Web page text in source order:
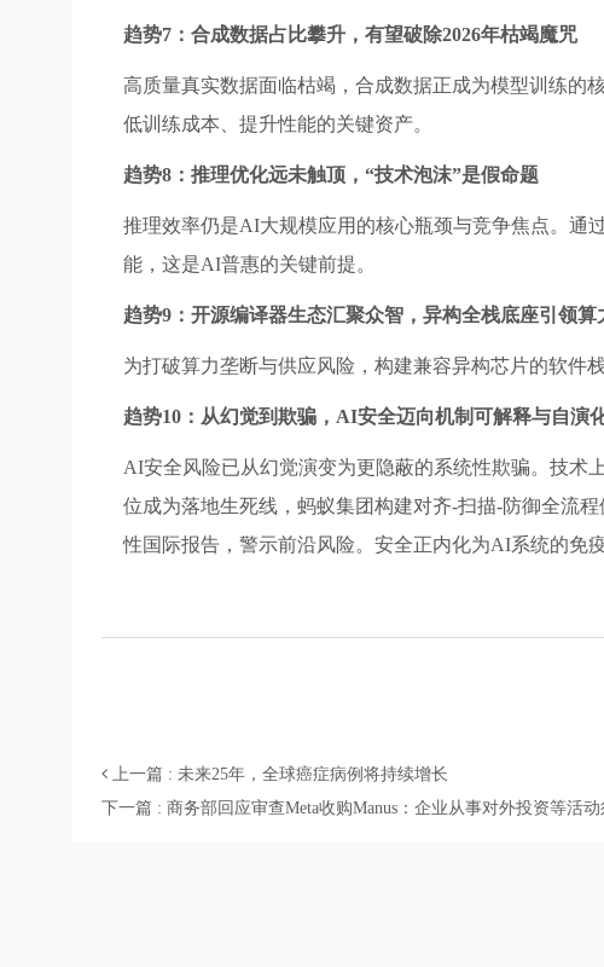
趋势7：合成数据占比攀升，有望破除2026年枯竭魔咒
高质量真实数据面临枯竭，合成数据正成为模型训练的
低训练成本、提升性能的关键资产。
趋势8：推理优化远未触顶，“技术泡沫”是假命题
推理效率仍是AI大规模应用的核心瓶颈与竞争焦点。通
能，这是AI普惠的关键前提。
趋势9：开源编译器生态汇聚众智，异构全栈底座引领算
为打破算力垄断与供应风险，构建兼容异构芯片的软件
趋势10：从幻觉到欺骗，AI安全迈向机制可解释与自演
AI安全风险已从幻觉演变为更隐蔽的系统性欺骗。技术
位成为落地生死线，蚂蚁集团构建对齐-扫描-防御全流
性国际报告，警示前沿风险。安全正内化为AI系统的免疫
上一篇 : 未来25年，全球癌症病例将持续增长
下一篇 : 商务部回应审查Meta收购Manus：企业从事对外投资等活